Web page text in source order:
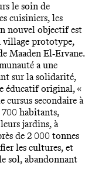
le soin de
cuisiniers, les
nouvel objectif est
village prototype,
Maaden El‑Ervane.
a une
sur la solidarité,
éducatif original, «
cursus secondaire à
700 habitants,
jardins, à
de 2 000 tonnes
les cultures, et
sol, abandonnant